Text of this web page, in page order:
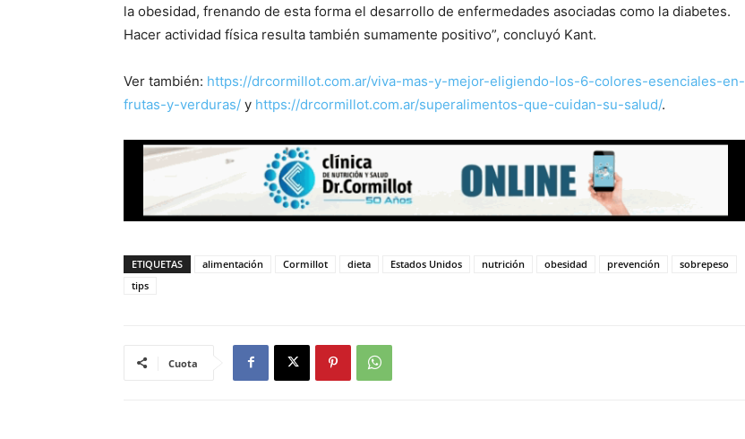
la obesidad, frenando de esta forma el desarrollo de enfermedades asociadas como la diabetes.
Hacer actividad física resulta también sumamente positivo”, concluyó Kant.
Ver también: https://drcormillot.com.ar/viva-mas-y-mejor-eligiendo-los-6-colores-esenciales-en-
frutas-y-verduras/ y https://drcormillot.com.ar/superalimentos-que-cuidan-su-salud/.
ETIQUETAS alimentación Cormillot dieta Estados Unidos nutrición obesidad prevención
sobrepeso
tips
Cuota